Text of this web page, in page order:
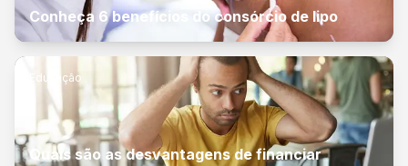
Conheça 6 benefícios do consórcio de lipo
Educação
Quais são as desvantagens de financiar